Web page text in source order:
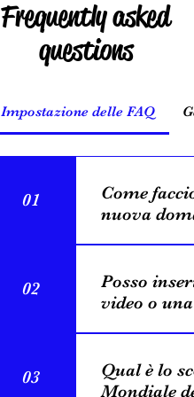
Frequently asked
questions
Impostazione delle FAQ
01
Come
nuova
passaggi: 1.
frequenti 2.
dovrebbe
pubblica.
02
Posso
video o
questi
2. Fai clic sul
03
Qual è lo
Mondiale